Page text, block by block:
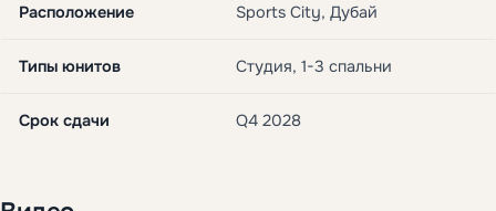
Расположение Sports City, Дубай
Типы юнитов Студия, 1-3 спальни
Срок сдачи Q4 2028